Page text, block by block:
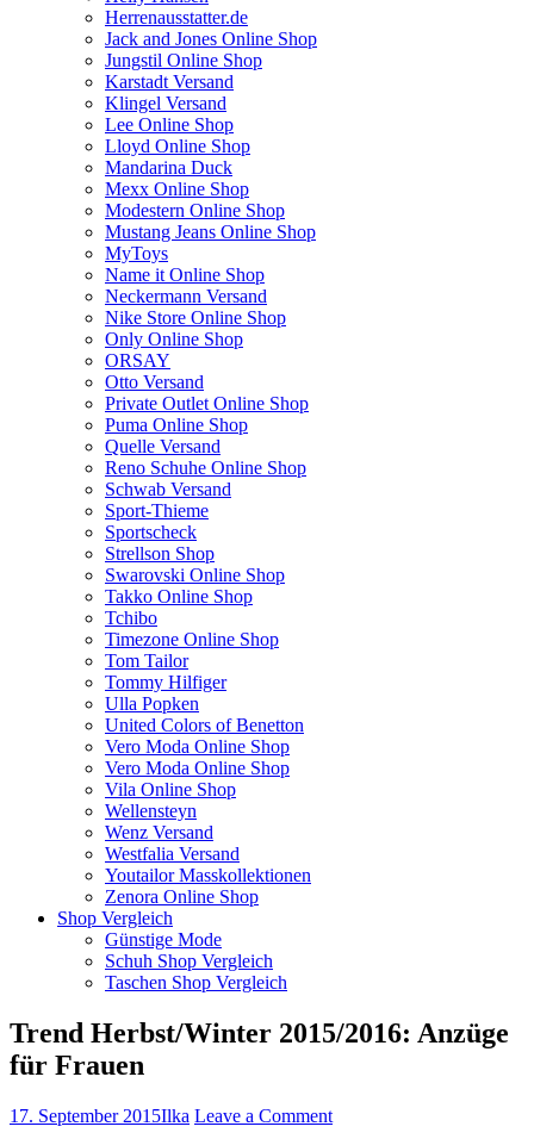
Herrenausstatter.de
Jack and Jones Online Shop
Jungstil Online Shop
Karstadt Versand
Klingel Versand
Lee Online Shop
Lloyd Online Shop
Mandarina Duck
Mexx Online Shop
Modestern Online Shop
Mustang Jeans Online Shop
MyToys
Name it Online Shop
Neckermann Versand
Nike Store Online Shop
Only Online Shop
ORSAY
Otto Versand
Private Outlet Online Shop
Puma Online Shop
Quelle Versand
Reno Schuhe Online Shop
Schwab Versand
Sport-Thieme
Sportscheck
Strellson Shop
Swarovski Online Shop
Takko Online Shop
Tchibo
Timezone Online Shop
Tom Tailor
Tommy Hilfiger
Ulla Popken
United Colors of Benetton
Vero Moda Online Shop
Vero Moda Online Shop
Vila Online Shop
Wellensteyn
Wenz Versand
Westfalia Versand
Youtailor Masskollektionen
Zenora Online Shop
Shop Vergleich
Günstige Mode
Schuh Shop Vergleich
Taschen Shop Vergleich
Trend Herbst/Winter 2015/2016: Anzüge
für Frauen
17. September 2015Ilka Leave a Comment